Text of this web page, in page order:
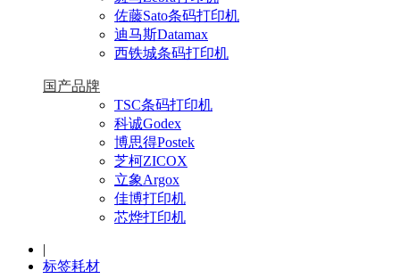
佐藤Sato条码打印机
迪马斯Datamax
西铁城条码打印机
国产品牌
TSC条码打印机
科诚Godex
博思得Postek
芝柯ZICOX
立象Argox
佳博打印机
芯烨打印机
|
标签耗材